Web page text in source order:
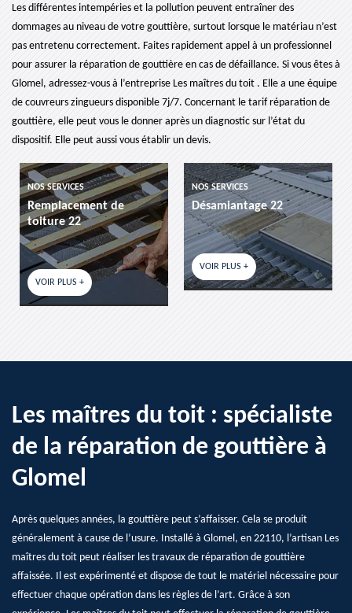
Les différentes intempéries et la pollution peuvent entraîner des
dommages au niveau de votre gouttière, surtout lorsque le matériau n’est
pas entretenu correctement. Faites rapidement appel à un professionnel
pour assurer la réparation de gouttière en cas de défaillance. Si vous êtes à
Glomel, adressez-vous à l’entreprise Les maîtres du toit . Elle a une équipe
de couvreurs zingueurs disponible 7j/7. Concernant le tarif réparation de
gouttière, elle peut vous le donner après un diagnostic sur l’état du
dispositif. Elle peut aussi vous établir un devis.
NOS SERVICES
Remplacement de
toiture 22
VOIR PLUS +
NOS SERVICES
Désamiantage 22
VOIR PLUS +
Les maîtres du toit : spécialiste
de la réparation de gouttière à
Glomel
Après quelques années, la gouttière peut s’affaisser. Cela se produit
généralement à cause de l’usure. Installé à Glomel, en 22110, l’artisan Les
maîtres du toit peut réaliser les travaux de réparation de gouttière
affaissée. Il est expérimenté et dispose de tout le matériel nécessaire pour
effectuer chaque opération dans les règles de l’art. Grâce à son